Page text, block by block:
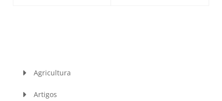
Agricultura
Artigos